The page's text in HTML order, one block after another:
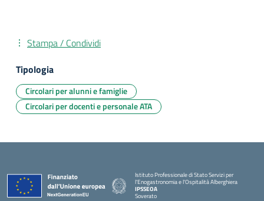
Stampa / Condividi
Tipologia
Circolari per alunni e famiglie
Circolari per docenti e personale ATA
Istituto Professionale di Stato Servizi per
l'Enogastronomia e l'Ospitalità Alberghiera
IPSSEOA
Soverato